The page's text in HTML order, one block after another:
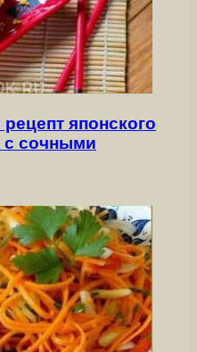
японского
с сочными